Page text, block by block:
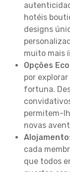
hotéis
designs
muito mais
Opções
por
fortuna.
permitem-
novas
cada
que todos